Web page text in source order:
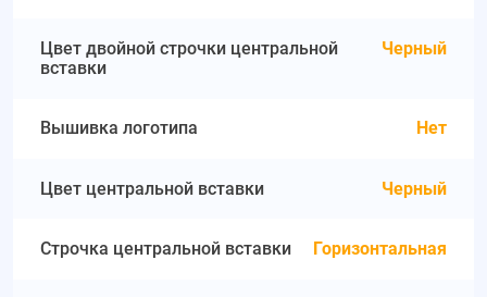
Цвет двойной строчки центральной
вставки
Черный
Вышивка логотипа Нет
Цвет центральной вставки Черный
Строчка центральной вставки Горизонтальная